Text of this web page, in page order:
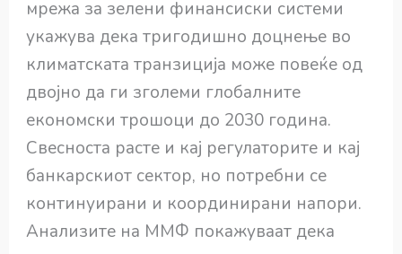
мрежа за зелени финансиски системи
укажува дека тригодишно доцнење во
климатската транзиција може повеќе од
двојно да ги зголеми глобалните
економски трошоци до 2030 година.
Свесноста расте и кај регулаторите и кај
банкарскиот сектор, но потребни се
континуирани и координирани напори.
Анализите на ММФ покажуваат дека